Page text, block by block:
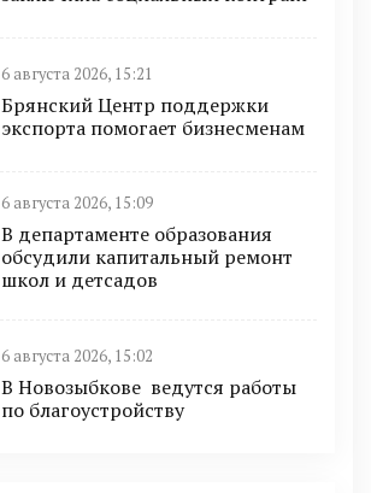
6 августа 2026, 15:21
Брянский Центр поддержки
экспорта помогает бизнесменам
6 августа 2026, 15:09
В департаменте образования
обсудили капитальный ремонт
школ и детсадов
6 августа 2026, 15:02
В Новозыбкове ведутся работы
по благоустройству